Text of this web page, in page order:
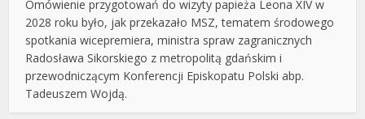
Omówienie przygotowań do wizyty papieża Leona XIV w
2028 roku było, jak przekazało MSZ, tematem środowego
spotkania wicepremiera, ministra spraw zagranicznych
Radosława Sikorskiego z metropolitą gdańskim i
przewodniczącym Konferencji Episkopatu Polski abp.
Tadeuszem Wojdą.